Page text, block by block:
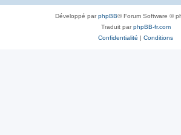
Développé parphpBB® Forum Software ©
Traduit parphpBB-fr.com
Confidentialité | Conditions